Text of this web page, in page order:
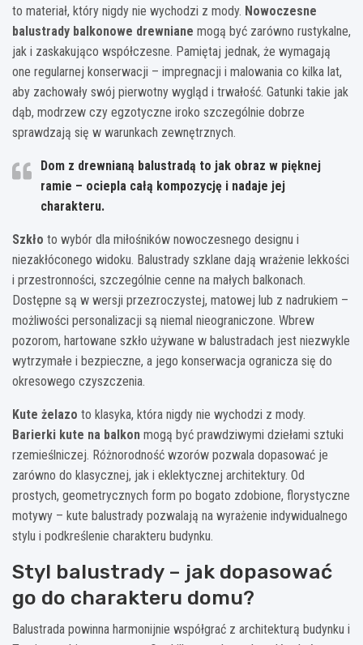
to materiał, który nigdy nie wychodzi z mody. Nowoczesne
balustrady balkonowe drewniane mogą być zarówno rustykalne,
jak i zaskakująco współczesne. Pamiętaj jednak, że wymagają
one regularnej konserwacji – impregnacji i malowania co kilka lat,
aby zachowały swój pierwotny wygląd i trwałość. Gatunki takie jak
dąb, modrzew czy egzotyczne iroko szczególnie dobrze
sprawdzają się w warunkach zewnętrznych.
Dom z drewnianą balustradą to jak obraz w pięknej
ramie – ociepla całą kompozycję i nadaje jej
charakteru.
Szkło to wybór dla miłośników nowoczesnego designu i
niezakłóconego widoku. Balustrady szklane dają wrażenie lekkości
i przestronności, szczególnie cenne na małych balkonach.
Dostępne są w wersji przezroczystej, matowej lub z nadrukiem –
możliwości personalizacji są niemal nieograniczone. Wbrew
pozorom, hartowane szkło używane w balustradach jest niezwykle
wytrzymałe i bezpieczne, a jego konserwacja ogranicza się do
okresowego czyszczenia.
Kute żelazo to klasyka, która nigdy nie wychodzi z mody.
Barierki kute na balkon mogą być prawdziwymi dziełami sztuki
rzemieślniczej. Różnorodność wzorów pozwala dopasować je
zarówno do klasycznej, jak i eklektycznej architektury. Od
prostych, geometrycznych form po bogato zdobione, florystyczne
motywy – kute balustrady pozwalają na wyrażenie indywidualnego
stylu i podkreślenie charakteru budynku.
Styl balustrady – jak dopasować
go do charakteru domu?
Balustrada powinna harmonijnie współgrać z architekturą budynku i